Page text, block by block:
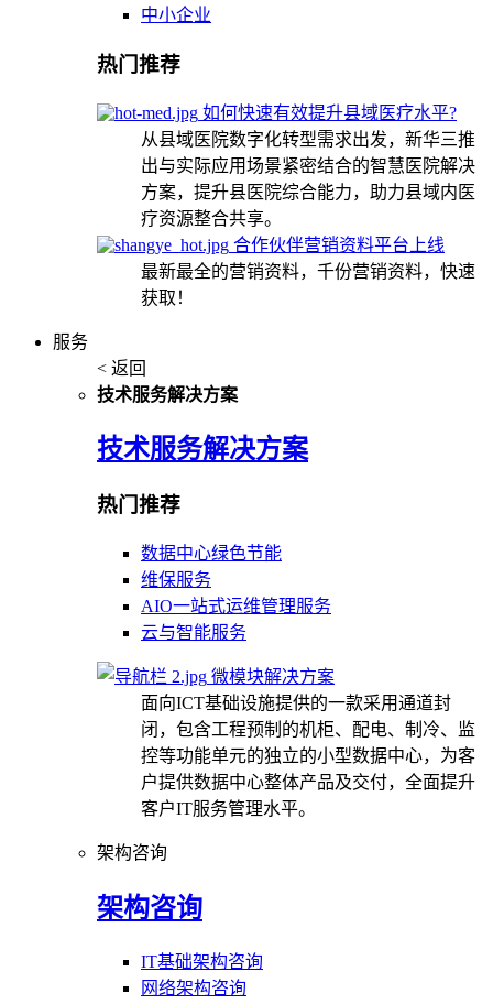
中小企业
热门推荐
如何快速有效提升县域医疗水平?
从县域医院数字化转型需求出发，新华三推
出与实际应用场景紧密结合的智慧医院解决
方案，提升县医院综合能力，助力县域内医
疗资源整合共享。
合作伙伴营销资料平台上线
最新最全的营销资料，千份营销资料，快速
获取！
服务
< 返回
技术服务解决方案
技术服务解决方案
热门推荐
数据中心绿色节能
维保服务
AIO一站式运维管理服务
云与智能服务
微模块解决方案
面向ICT基础设施提供的一款采用通道封
闭，包含工程预制的机柜、配电、制冷、监
控等功能单元的独立的小型数据中心，为客
户提供数据中心整体产品及交付，全面提升
客户IT服务管理水平。
架构咨询
架构咨询
IT基础架构咨询
网络架构咨询